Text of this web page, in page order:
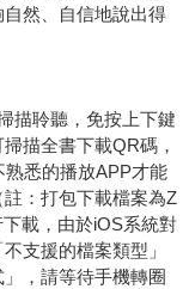
然、自信地說出得
描聆聽，免按上下鍵
描全書下載QR碼，
悉的播放APP才能
：打包下載檔案為Z
載，由於iOS系統對
支援的檔案類型」
，請等待手機轉圈